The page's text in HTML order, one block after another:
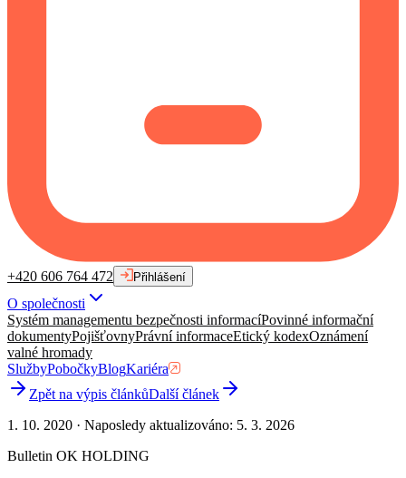
+420 606 764 472 Přihlášení
O společnosti
Systém managementu bezpečnosti informacíPovinné informační
dokumentyPojišťovnyPrávní informaceEtický kodexOznámení
valné hromady
SlužbyPobočkyBlogKariéra
Zpět na výpis článkůDalší článek
1. 10. 2020 · Naposledy aktualizováno: 5. 3. 2026
Bulletin OK HOLDING